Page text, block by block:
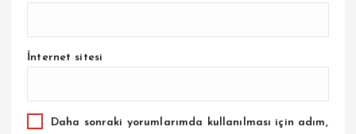
İnternet sitesi
Daha sonraki yorumlarımda kullanılması için adım,